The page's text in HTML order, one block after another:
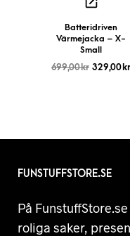
Batteridriven
Värmejacka – X-
Small
699,00kr 329,00 kr
FUNSTUFFSTORE.SE
På
roliga saker,